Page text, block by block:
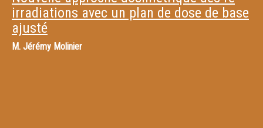
irradiations avec un plan de dose de base
ajusté
M. Jérémy Molinier